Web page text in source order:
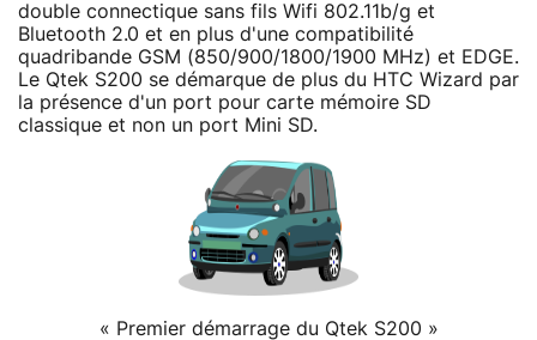
double connectique sans fils Wifi 802.11b/g et
Bluetooth 2.0 et en plus d'une compatibilité
quadribande GSM (850/900/1800/1900 MHz) et EDGE.
Le Qtek S200 se démarque de plus du HTC Wizard par
la présence d'un port pour carte mémoire SD
classique et non un port Mini SD.
« Premier démarrage du Qtek S200 »